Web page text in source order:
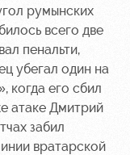
румынских
всего две
пенальти,
убегал один на
когда его сбил
атаке Дмитрий
забил
вратарской